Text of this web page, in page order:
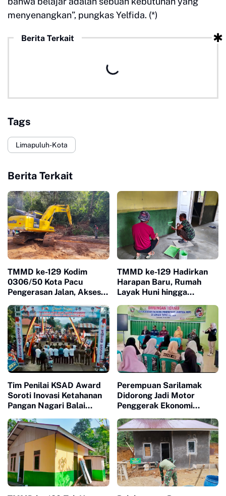
menyenangkan”, pungkas Yelfida. (*)
Berita Terkait
Tags
Limapuluh-Kota
Berita Terkait
TMMD ke-129 Kodim
0306/50 Kota Pacu
Pengerasan Jalan, Akses
Mendekati Tuntas
TMMD ke-129 Hadirkan
Harapan Baru, Rumah
Layak Huni hingga
Kehidupan Warga Buluh
Kasok
Tim Penilai KSAD Award
Soroti Inovasi Ketahanan
Pangan Nagari Balai
Warga Jadi Nilai Utama
Perempuan Sarilamak
Didorong Jadi Motor
Penggerak Ekonomi
PEP